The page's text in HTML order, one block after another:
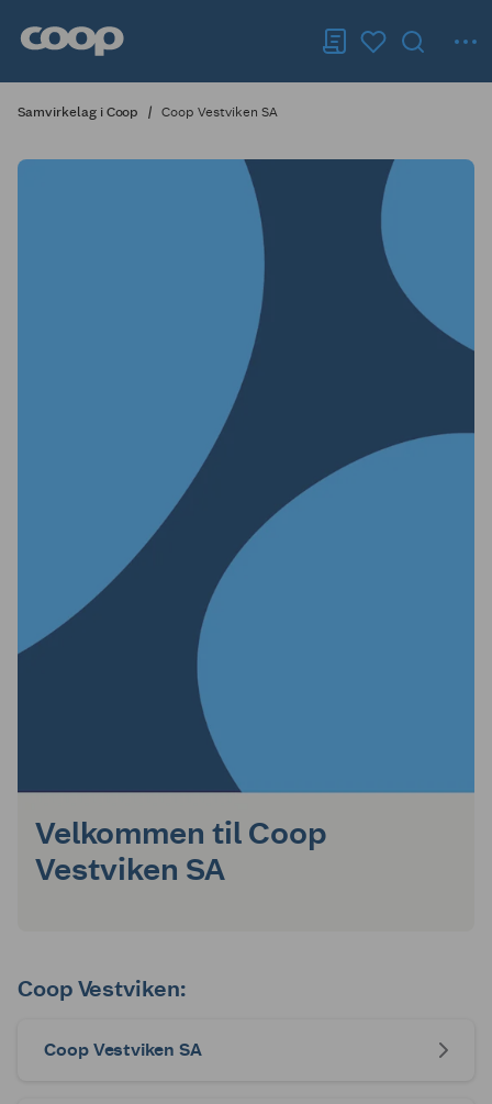
Samvirkelag i Coop Coop Vestviken SA
Velkommen til Coop
Vestviken SA
Coop Vestviken:
Coop Vestviken SA